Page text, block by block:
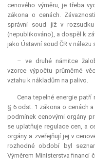
cenového výměru, je třeba
zákona o cenách.
správní soud již v
(nepublikováno), a dospěl k
jako Ústavní soud ČR v nálezu
– ve druhé námitce
vzorce výpočtu průměrné
vztahu k nákladům na palivo.
Cena tepelné energie patří
§ 6 odst. 1 zákona o cenách
podmínek cenovými orgány
se uplatňuje regulace cen, a
orgány a zveřejňují jej v
rozhodné období byl
Výměrem Ministerstva financí